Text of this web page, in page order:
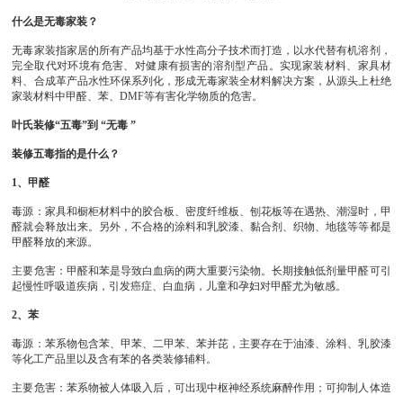
什么是无毒家装？
无毒家装指家居的所有产品均基于水性高分子技术而打造，以水代替有机溶剂，
完全取代对环境有危害、对健康有损害的溶剂型产品。实现家装材料、家具材
料、合成革产品水性环保系列化，形成无毒家装全材料解决方案，从源头上杜绝
家装材料中甲醛、苯、DMF等有害化学物质的危害。
叶氏装修“五毒”到 “无毒 ”
装修五毒指的是什么？
1、甲醛
毒源：家具和橱柜材料中的胶合板、密度纤维板、刨花板等在遇热、潮湿时，甲
醛就会释放出来。另外，不合格的涂料和乳胶漆、黏合剂、织物、地毯等等都是
甲醛释放的来源。
主要危害：甲醛和苯是导致白血病的两大重要污染物。长期接触低剂量甲醛可引
起慢性呼吸道疾病，引发癌症、白血病，儿童和孕妇对甲醛尤为敏感。
2、苯
毒源：苯系物包含苯、甲苯、二甲苯、苯并芘，主要存在于油漆、涂料、乳胶漆
等化工产品里以及含有苯的各类装修辅料。
主要危害：苯系物被人体吸入后，可出现中枢神经系统麻醉作用；可抑制人体造